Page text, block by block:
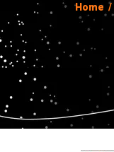
Home /